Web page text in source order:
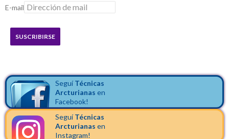
E-mail
SUSCRIBIRSE
Seguí Técnicas
Arcturianas en
Facebook!
SeguíTécnicas
Arcturianas en
Instagram!